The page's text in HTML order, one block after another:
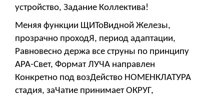
устройство, Задание Коллектива!
Меняя функции ЩИТоВидной Железы,
прозрачно проходЯ, период адаптации,
Равновесно держа все струны по принципу
АРА-Свет, Формат ЛУЧА направлен
Конкретно под возДейство НОМЕНКЛАТУРА
стадия, заЧатие принимает ОКРУГ,